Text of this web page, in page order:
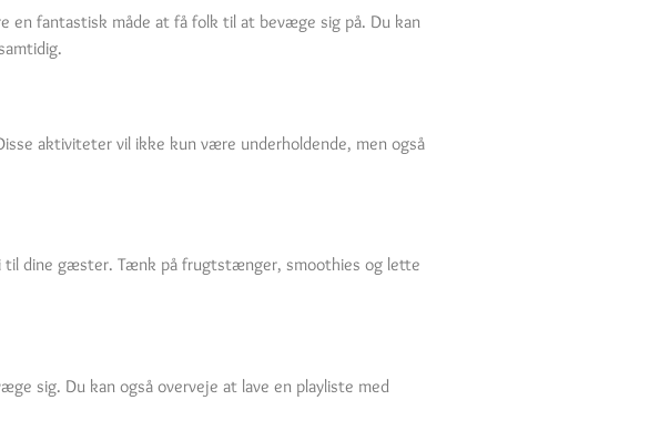
en fantastisk måde at få folk til at bevæge sig på. Du kan
aktiviteter vil ikke kun være underholdende, men også
til dine gæster. Tænk på frugtstænger, smoothies og lette
sig. Du kan også overveje at lave en playliste med